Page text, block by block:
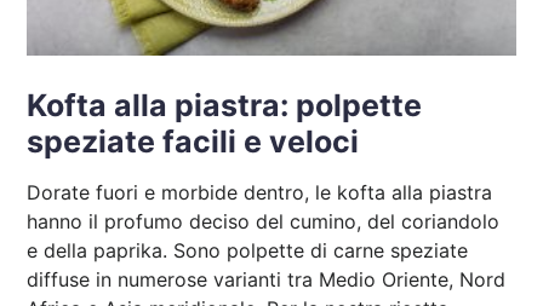
Kofta alla piastra: polpette
speziate facili e veloci
Dorate fuori e morbide dentro, le kofta alla piastra
hanno il profumo deciso del cumino, del coriandolo
e della paprika. Sono polpette di carne speziate
diffuse in numerose varianti tra Medio Oriente, Nord